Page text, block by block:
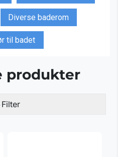
Diverse baderom
til badet
produkter